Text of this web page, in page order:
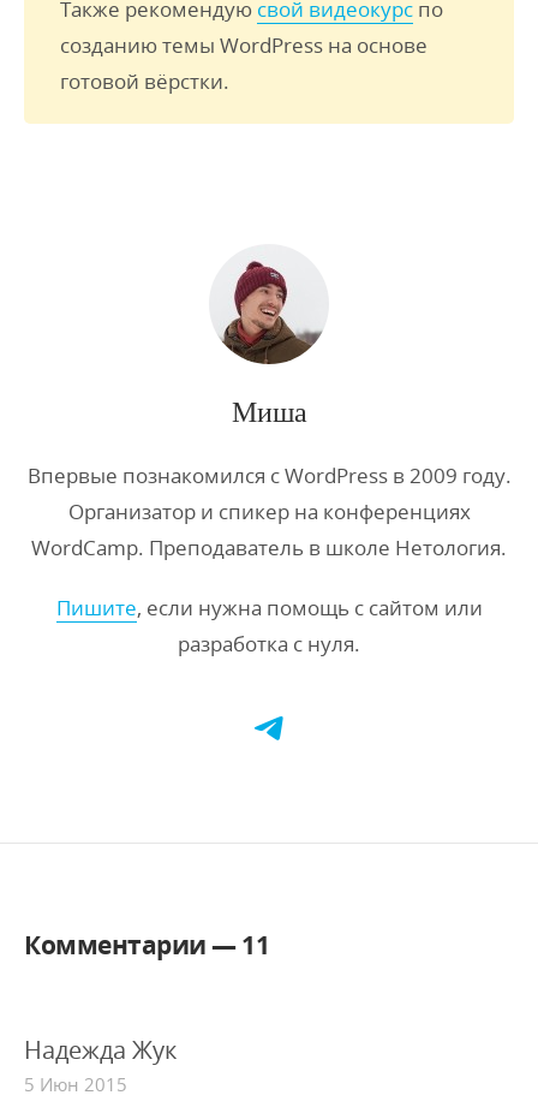
Также рекомендую свой видеокурс по
созданию темы WordPress на основе
готовой вёрстки.
Миша
Впервые познакомился с WordPress в 2009 году.
Организатор и спикер на конференциях
WordCamp. Преподаватель в школе Нетология.
Пишите, если нужна помощь с сайтом или
разработка с нуля.
Комментарии —11
Надежда Жук
5 Июн 2015